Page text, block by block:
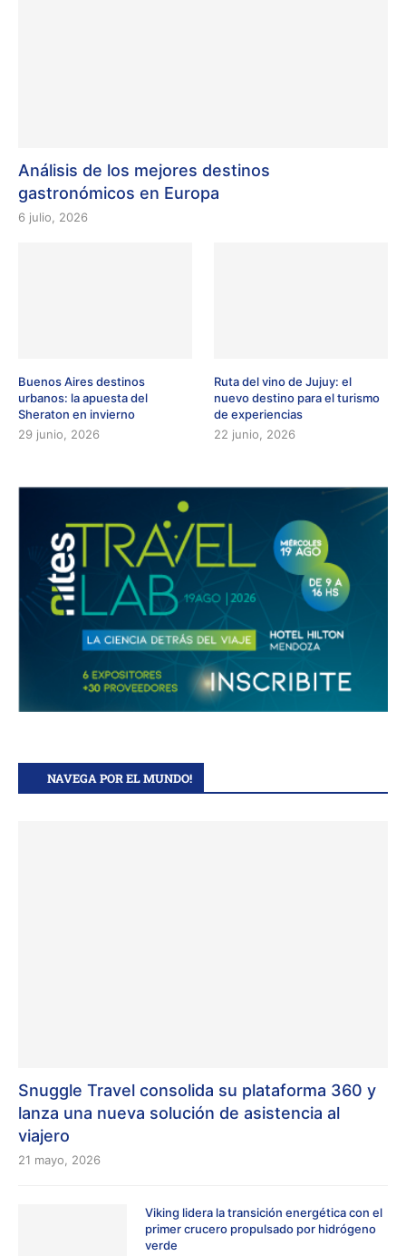
Análisis de los mejores destinos
gastronómicos en Europa
6 julio, 2026
Buenos Aires destinos
urbanos: la apuesta del
Sheraton en invierno
29 junio, 2026
Ruta del vino de Jujuy: el
nuevo destino para el turismo
de experiencias
22 junio, 2026
NAVEGA POR EL MUNDO!
Snuggle Travel consolida su plataforma 360 y
lanza una nueva solución de asistencia al
viajero
21 mayo, 2026
Viking lidera la transición energética con el
primer crucero propulsado por hidrógeno
verde